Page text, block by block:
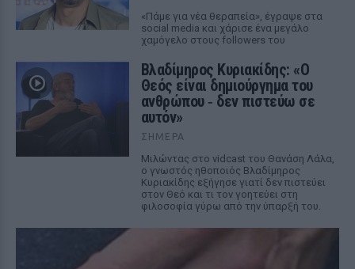
«Πάμε για νέα θεραπεία», έγραψε στα
social media και χάρισε ένα μεγάλο
χαμόγελο στους followers του
Βλαδίμηρος Κυριακίδης: «Ο
Θεός είναι δημιούργημα του
ανθρώπου ‑ δεν πιστεύω σε
αυτόν»
ΣΉΜΕΡΑ
Μιλώντας στο vidcast του Θανάση Λάλα,
ο γνωστός ηθοποιός Βλαδίμηρος
Κυριακίδης εξήγησε γιατί δεν πιστεύει
στον Θεό και τι τον γοητεύει στη
φιλοσοφία γύρω από την ύπαρξή του.